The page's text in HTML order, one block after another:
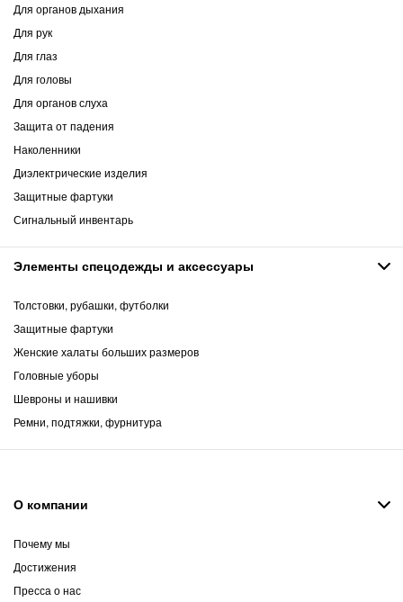
Для органов дыхания
Для рук
Для глаз
Для головы
Для органов слуха
Защита от падения
Наколенники
Диэлектрические изделия
Защитные фартуки
Сигнальный инвентарь
Элементы спецодежды и аксессуары
Толстовки, рубашки, футболки
Защитные фартуки
Женские халаты больших размеров
Головные уборы
Шевроны и нашивки
Ремни, подтяжки, фурнитура
О компании
Почему мы
Достижения
Пресса о нас